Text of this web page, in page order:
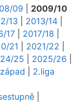
09
2009/10
13 2013/14
17 2017/18
21 2021/22
25 2025/26
2.liga